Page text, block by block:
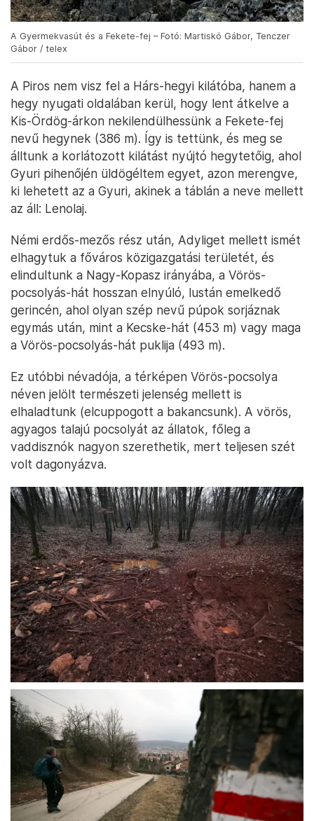
A Gyermekvasút és a Fekete-fej – Fotó: Martiskó Gábor, Tenczer
Gábor / telex
A Piros nem visz fel a Hárs-hegyi kilátóba, hanem a
hegy nyugati oldalában kerül, hogy lent átkelve a
Kis-Ördög-árkon nekilendülhessünk a Fekete-fej
nevű hegynek (386 m). Így is tettünk, és meg se
álltunk a korlátozott kilátást nyújtó hegytetőig, ahol
Gyuri pihenőjén üldögéltem egyet, azon merengve,
ki lehetett az a Gyuri, akinek a táblán a neve mellett
az áll: Lenolaj.
Némi erdős-mezős rész után, Adyliget mellett ismét
elhagytuk a főváros közigazgatási területét, és
elindultunk a Nagy-Kopasz irányába, a Vörös-
pocsolyás-hát hosszan elnyúló, lustán emelkedő
gerincén, ahol olyan szép nevű púpok sorjáznak
egymás után, mint a Kecske-hát (453 m) vagy maga
a Vörös-pocsolyás-hát puklija (493 m).
Ez utóbbi névadója, a térképen Vörös-pocsolya
néven jelölt természeti jelenség mellett is
elhaladtunk (elcuppogott a bakancsunk). A vörös,
agyagos talajú pocsolyát az állatok, főleg a
vaddisznók nagyon szerethetik, mert teljesen szét
volt dagonyázva.